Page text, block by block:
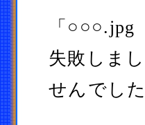
「
失敗しま
せんでした